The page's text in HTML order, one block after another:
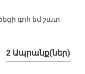
գոհ եմ շատ
2 Ապրանք(ներ)